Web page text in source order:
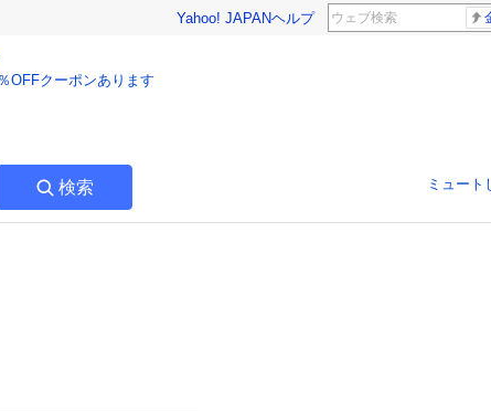
Yahoo! JAPANヘルプ
OFFクーポンあります
検索 ミュート